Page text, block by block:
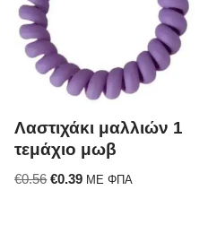
Λαστιχάκι μαλλιών 1
τεμάχιο μωβ
€0.56 €0.39 ΜΕ ΦΠΑ